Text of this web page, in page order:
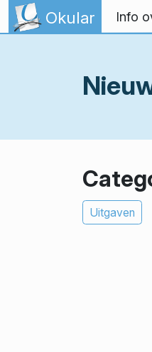
Spring naar inhoud
Okular Info
Uitgaven